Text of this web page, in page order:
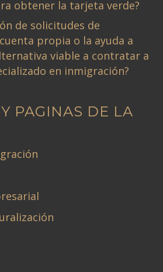
obtener la tarjeta verde?
de solicitudes de
propia o la ayuda a
viable a contratar a
en inmigración?
PAGINAS DE LA